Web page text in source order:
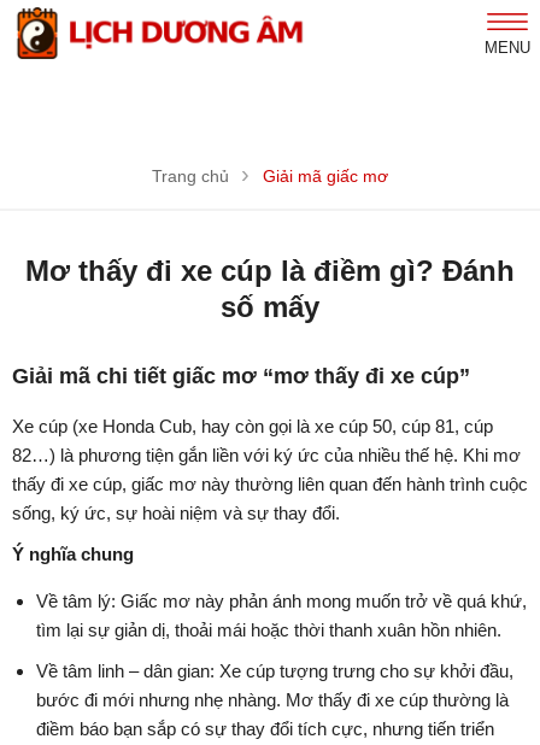
MENU
Trang chủ Giải mã giấc mơ
Mơ thấy đi xe cúp là điềm gì? Đánh
số mấy
Giải mã chi tiết giấc mơ “mơ thấy đi xe cúp”
Xe cúp (xe Honda Cub, hay còn gọi là xe cúp 50, cúp 81, cúp
82…) là phương tiện gắn liền với ký ức của nhiều thế hệ. Khi mơ
thấy đi xe cúp, giấc mơ này thường liên quan đến hành trình cuộc
sống, ký ức, sự hoài niệm và sự thay đổi.
Ý nghĩa chung
Về tâm lý: Giấc mơ này phản ánh mong muốn trở về quá khứ,
tìm lại sự giản dị, thoải mái hoặc thời thanh xuân hồn nhiên.
Về tâm linh – dân gian: Xe cúp tượng trưng cho sự khởi đầu,
bước đi mới nhưng nhẹ nhàng. Mơ thấy đi xe cúp thường là
điềm báo bạn sắp có sự thay đổi tích cực, nhưng tiến triển